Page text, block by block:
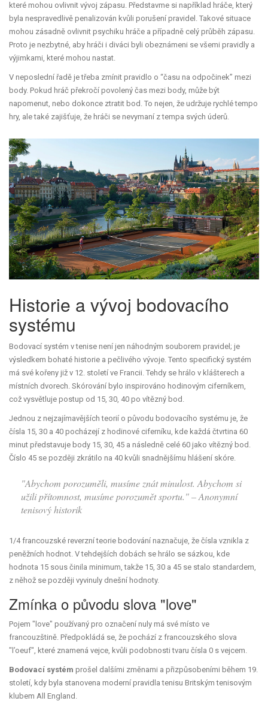
které mohou ovlivnit vývoj zápasu. Představme si například hráče, který
byla nespravedlivě penalizován kvůli porušení pravidel. Takové situace
mohou zásadně ovlivnit psychiku hráče a případně celý průběh zápasu.
Proto je nezbytné, aby hráči i diváci byli obeznámeni se všemi pravidly a
výjimkami, které mohou nastat.
V neposlední řadě je třeba zmínit pravidlo o “času na odpočinek” mezi
body. Pokud hráč překročí povolený čas mezi body, může být
napomenut, nebo dokonce ztratit bod. To nejen, že udržuje rychlé tempo
hry, ale také zajišťuje, že hráči se nevymaní z tempa svých úderů.
Historie a vývoj bodovacího
systému
Bodovací systém v tenise není jen náhodným souborem pravidel; je
výsledkem bohaté historie a pečlivého vývoje. Tento specifický systém
má své kořeny již v 12. století ve Francii. Tehdy se hrálo v klášterech a
místních dvorech. Skórování bylo inspirováno hodinovým ciferníkem,
což vysvětluje postup od 15, 30, 40 po vítězný bod.
Jednou z nejzajímavějších teorií o původu bodovacího systému je, že
čísla 15, 30 a 40 pocházejí z hodinové ciferníku, kde každá čtvrtina 60
minut představuje body 15, 30, 45 a následně celé 60 jako vítězný bod.
Číslo 45 se později zkrátilo na 40 kvůli snadnějšímu hlášení skóre.
"Abychom porozuměli, musíme znát minulost. Abychom si
užili přítomnost, musíme porozumět sportu." – Anonymní
tenisový historik
1/4 francouzské reverzní teorie bodování naznačuje, že čísla vznikla z
peněžních hodnot. V tehdejších dobách se hrálo se sázkou, kde
hodnota 15 sous činila minimum, takže 15, 30 a 45 se stalo standardem,
z něhož se později vyvinuly dnešní hodnoty.
Zmínka o původu slova "love"
Pojem "love" používaný pro označení nuly má své místo ve
francouzštině. Předpokládá se, že pochází z francouzského slova
"l’oeuf", které znamená vejce, kvůli podobnosti tvaru čísla 0 s vejcem.
Bodovací systém prošel dalšími změnami a přizpůsobeními během 19.
století, kdy byla stanovena moderní pravidla tenisu Britským tenisovým
klubem All England.